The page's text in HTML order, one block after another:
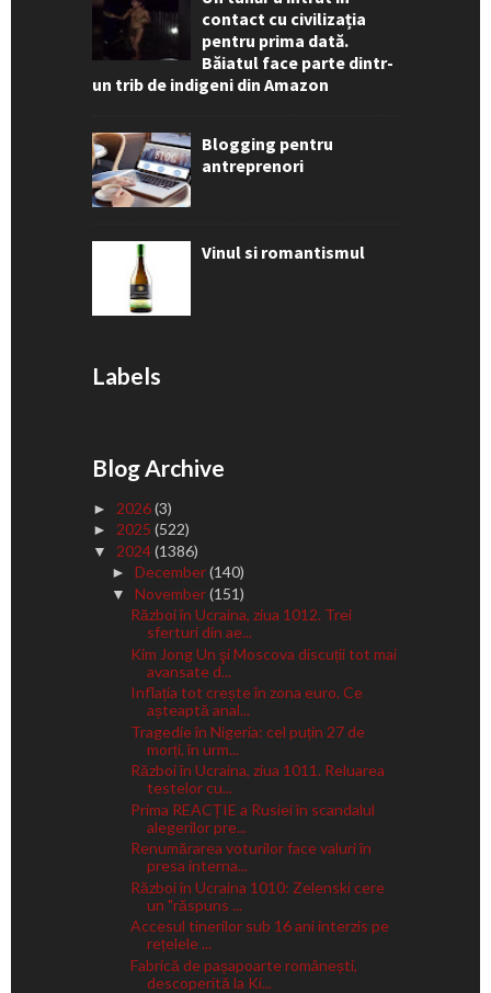
contact cu civilizația
pentru prima dată.
Băiatul face parte dintr-
un trib de indigeni din Amazon
Blogging pentru
antreprenori
Vinul si romantismul
Labels
Blog Archive
► 2026(3)
► 2025 (522)
▼ 2024(1386)
► December(140)
▼ November(151)
Război în Ucraina, ziua 1012. Trei
sferturi din ae...
Kim Jong Un şi Moscova discuții tot mai
avansate d...
Inflația tot crește în zona euro. Ce
așteaptă anal...
Tragedie în Nigeria: cel puțin 27 de
morți, în urm...
Război în Ucraina, ziua 1011. Reluarea
testelor cu...
Prima REACȚIE a Rusiei în scandalul
alegerilor pre...
Renumărarea voturilor face valuri în
presa interna...
Război în Ucraina 1010: Zelenski cere
un "răspuns ...
Accesul tinerilor sub 16 ani interzis pe
rețelele ...
Fabrică de pașapoarte românești,
descoperită la Ki...